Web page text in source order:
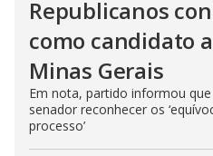
Republicanos
como candidato
Minas Gerais
Em nota, partido informou
senador reconhecer os
processo’